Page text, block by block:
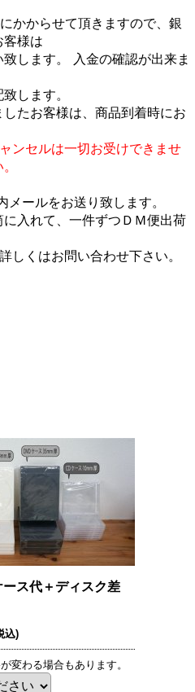
かからせて頂きますので、銀
様は
ます。 入金の確認が出来ま
致します。
たお客様は、商品到着時にお
セルは一切お受けできませ
ールをお送り致します。
入れて、一件ずつＤＭ便出荷
くはお問い合わせ下さい。